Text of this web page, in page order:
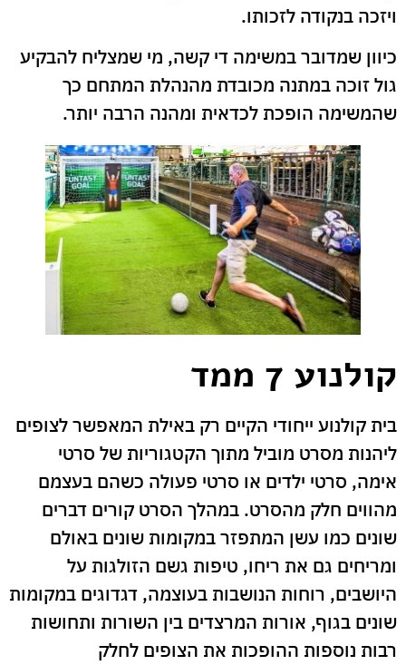
ויזכה בנקודה לזכותו.
כיוון שמדובר במשימה די קשה, מי שמצליח להבקיע
גול זוכה במתנה מכובדת מהנהלת המתחם כך
שהמשימה הופכת לכדאית ומהנה הרבה יותר.
קולנוע 7 ממד
בית קולנוע ייחודי הקיים רק באילת המאפשר לצופים
ליהנות מסרט מוביל מתוך הקטגוריות של סרטי
אימה, סרטי ילדים או סרטי פעולה כשהם בעצמם
מהווים חלק מהסרט. במהלך הסרט קורים דברים
שונים כמו עשן המתפזר במקומות שונים באולם
ומריחים גם את ריחו, טיפות גשם הזולגות על
היושבים, רוחות הנושבות בעוצמה, דגדוגים במקומות
שונים בגוף, אורות המרצדים בין השורות ותחושות
רבות נוספות ההופכות את הצופים לחלק